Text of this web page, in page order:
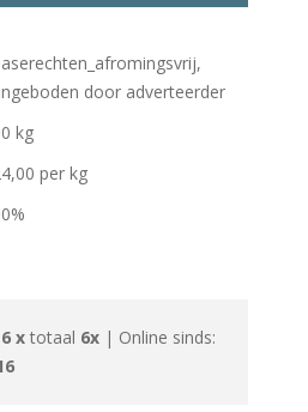
door adverteerder
kg
per kg
6 x totaal 6x | Online sinds: